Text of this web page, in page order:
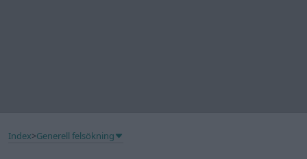
Index>Generell felsökning